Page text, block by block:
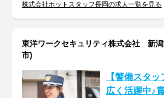
株式会社ホットスタッフ長岡の求人一覧を見る
東洋ワークセキュリティ株式会社 新
市)
【警備スタ
広く活躍中♪